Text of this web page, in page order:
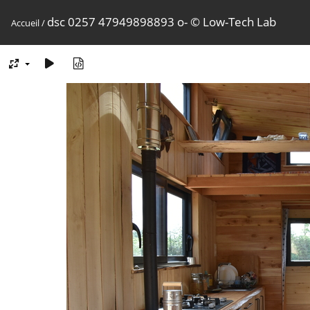
Accueil/ dsc 0257 47949898893 o- © Low-Tech Lab